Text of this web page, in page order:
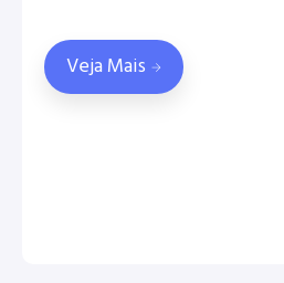
Veja Mais